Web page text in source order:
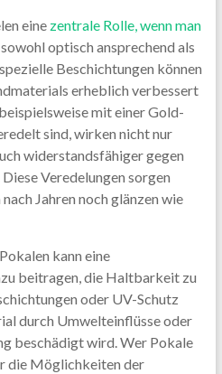
eine zentrale Rolle, wenn man
optisch ansprechend als
Beschichtungen können
erheblich verbessert
mit einer Gold-
sind, wirken nicht nur
widerstandsfähiger gegen
Veredelungen sorgen
Jahren noch glänzen wie
kann eine
beitragen, die Haltbarkeit zu
oder UV-Schutz
durch Umwelteinflüsse oder
beschädigt wird. Wer Pokale
die Möglichkeiten der